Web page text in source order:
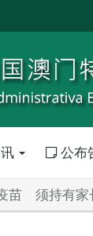
公布
苗 须持有家